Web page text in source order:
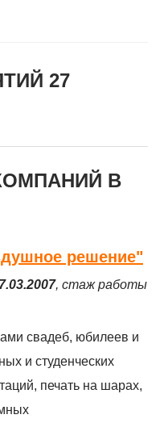
27
В
решение"
, стаж работы
свадеб, юбилеев и
и студенческих
печать на шарах,